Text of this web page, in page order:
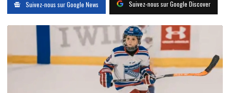
Suivez-nous sur Google News Suivez-nous sur Google Discover